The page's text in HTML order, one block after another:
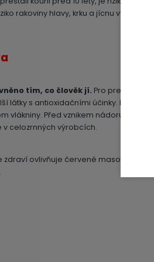
rakoviny hlavy, krku a jícnu
tím, co člověk jí. Pro prevenci
látky s antioxidačními účinky. Najdete
vlákniny. Před vznikem nádorů
v celozrnných výrobcích.
ovlivňuje červené maso, tuk, sůl